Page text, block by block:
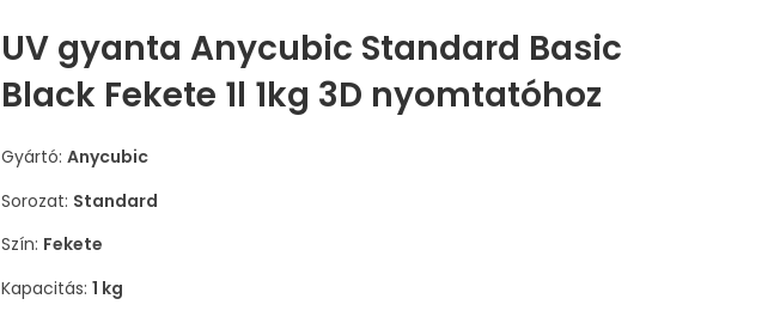
UV gyanta Anycubic Standard Basic
Black Fekete 1l 1kg 3D nyomtatóhoz
Gyártó: Anycubic
Sorozat: Standard
Szín: Fekete
Kapacitás: 1 kg